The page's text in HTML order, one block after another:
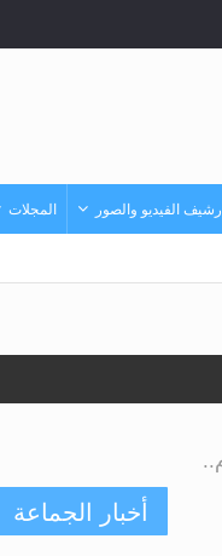
أرشيف الفيديو والصور المجلات
أخبار الجماعة